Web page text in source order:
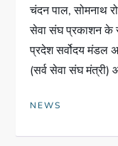
चंदन पाल, सोमनाथ
सेवा संघ प्रकाशन के
प्रदेश सर्वोदय मंडल
(सर्व सेवा संघ मंत्री)
NEWS